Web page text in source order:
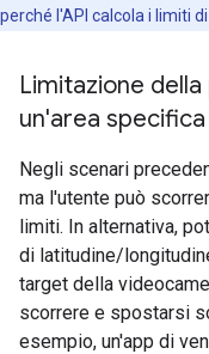
perché l'API calcola i limiti
Limitazione
un'area specifica
Negli scenari
ma l'utente può
limiti. In alternativa,
di latitudine/
target della
scorrere e spostarsi
esempio, un'app di